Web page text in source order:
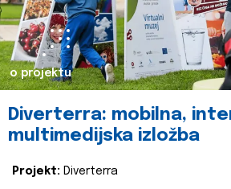
o projektu
Diverterra: mobilna,
multimedijska izložba
Projekt: Diverterra